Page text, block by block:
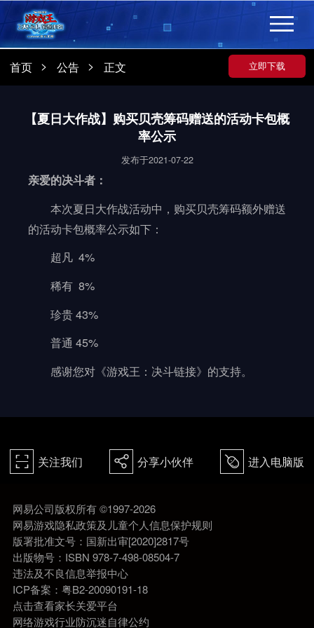
首页 > 公告 > 正文 立即下载
【夏日大作战】购买贝壳筹码赠送的活动卡包概
率公示
发布于2021-07-22
亲爱的决斗者：
本次夏日大作战活动中，购买贝壳筹码额外赠送
的活动卡包概率公示如下：
超凡 4%
稀有 8%
珍贵 43%
普通 45%
感谢您对《游戏王：决斗链接》的支持。
򰀁 关注我们 򰀂 分享小伙伴 򰀄 进入电脑版
网易公司版权所有 ©1997-2026
网易游戏隐私政策及儿童个人信息保护规则
版署批准文号：国新出审[2020]2817号
出版物号：ISBN 978-7-498-08504-7
违法及不良信息举报中心
ICP备案：粤B2-20090191-18
点击查看家长关爱平台
网络游戏行业防沉迷自律公约